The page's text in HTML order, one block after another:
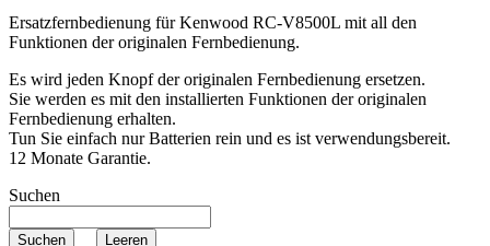
Ersatzfernbedienung fürKenwood RC-V8500L mit all den
Funktionen der originalen Fernbedienung.
Es wird jeden Knopf der originalen Fernbedienung ersetzen.
Sie werden es mit den installierten Funktionen der originalen
Fernbedienung erhalten.
Tun Sie einfach nur Batterien rein und es ist verwendungsbereit.
12 Monate Garantie.
Suchen